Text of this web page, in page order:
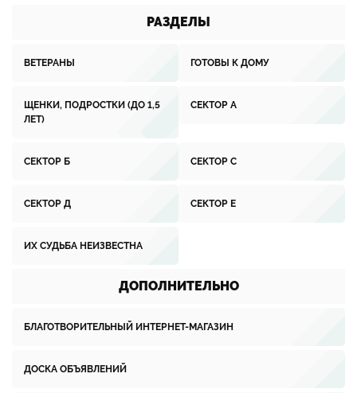
РАЗДЕЛЫ
ВЕТЕРАНЫ ГОТОВЫ К ДОМУ
ЩЕНКИ, ПОДРОСТКИ (ДО 1,5
ЛЕТ)
СЕКТОР А
СЕКТОР Б СЕКТОР С
СЕКТОР Д СЕКТОР Е
ИХ СУДЬБА НЕИЗВЕСТНА
ДОПОЛНИТЕЛЬНО
БЛАГОТВОРИТЕЛЬНЫЙ ИНТЕРНЕТ-МАГАЗИН
ДОСКА ОБЪЯВЛЕНИЙ